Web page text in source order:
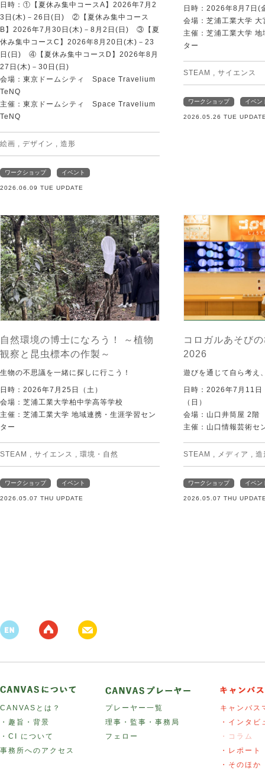
日時：①【夏休み集中コースA】2026年7月2
3日(木)－26日(日) ②【夏休み集中コース
B】2026年7月30日(木)－8月2日(日) ③【夏
休み集中コースC】2026年8月20日(木)－23
日(日) ④【夏休み集中コースD】2026年8月
27日(木)－30日(日)
会場：東京ドームシティ Space Travelium
TeNQ
主催：東京ドームシティ Space Travelium
TeNQ
絵画 , デザイン , 造形
ワークショップ イベント
2026.06.09 TUE UPDATE
日時：2026年8月7日(
会場：芝浦工業大学 大
主催：芝浦工業大学
ター
STEAM , サイエンス
ワークショップ イベン
2026.05.26 TUE
自然環境の博士になろう！ ～植物
観察と昆虫標本の作製～
生物の不思議を一緒に探しに行こう！
日時：2026年7月25日（土）
会場：芝浦工業大学柏中学高等学校
主催：芝浦工業大学 地域連携・生涯学習セン
ター
STEAM , サイエンス , 環境・自然
ワークショップ イベント
2026.05.07 THU UPDATE
コロガルあそび
2026
遊びを通じて自ら考え
日時：2026年7月11
（日）
会場：山口井筒屋 2階
主催：山口情報芸術セ
STEAM , メディア , 造
ワークショップ イベン
2026.05.07 THU
CANVASとは？
・趣旨・背景
・CI について
事務所へのアクセス
プレーヤー一覧
理事・監事・事務局
フェロー
キャンバス
・インタビ
・コラム
・レポート
・そのほか